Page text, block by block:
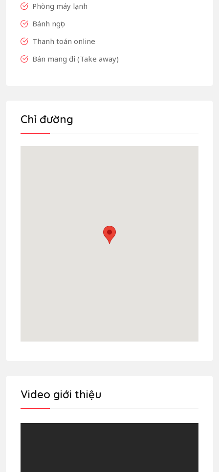
Phòng máy lạnh
Bánh ngọt
Thanh toán online
Bán mang đi (Take away)
Chỉ đường
Video giới thiệu